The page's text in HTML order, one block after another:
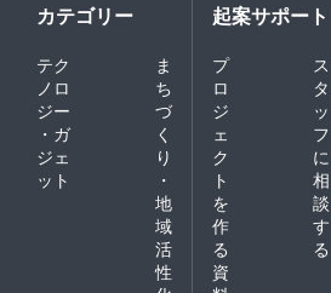
カテゴリー
テク
ノロ
ジー
・ガ
ジェ
ット
ま
ち
づ
く
り
・
地
域
活
性
起案サポート
プ
ロ
ジ
ェ
ク
ト
を
作
る
ス
タ
ッ
フ
に
相
談
す
る
資